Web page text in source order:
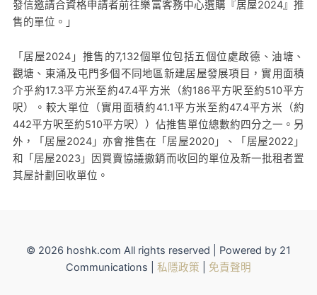
發信邀請合資格申請者前往樂富客務中心選購『居屋2024』推
售的單位。」
「居屋2024」推售的7,132個單位包括五個位處啟德、油塘、
觀塘、東涌及屯門多個不同地區新建居屋發展項目，實用面積
介乎約17.3平方米至約47.4平方米（約186平方呎至約510平方
呎）。較大單位（實用面積約41.1平方米至約47.4平方米（約
442平方呎至約510平方呎））佔推售單位總數約四分之一。另
外，「居屋2024」亦會推售在「居屋2020」、「居屋2022」
和「居屋2023」因買賣協議撤銷而收回的單位及新一批租者置
其屋計劃回收單位。
© 2026 hoshk.com All rights reserved | Powered by 21
Communications | 私隱政策 免責聲明